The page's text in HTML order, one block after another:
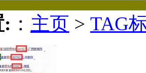
: ： 主页 > TAG